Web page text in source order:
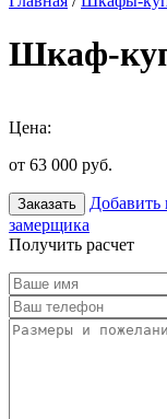
Шкаф-
Цена:
от 63 000 руб.
Заказать Добавить
замерщика
Получить расчет